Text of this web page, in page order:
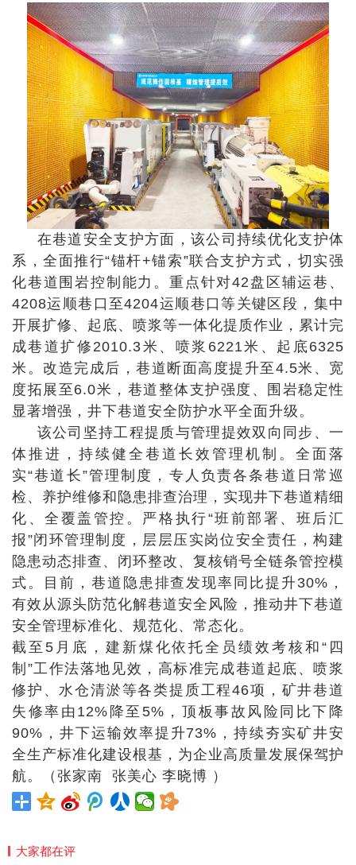
在巷道安全支护方面，该公司持续优化支护体
系，全面推行“锚杆+锚索”联合支护方式，切实强
化巷道围岩控制能力。重点针对42盘区辅运巷、
4208运顺巷口至4204运顺巷口等关键区段，集中
开展扩修、起底、喷浆等一体化提质作业，累计完
成巷道扩修2010.3米、喷浆6221米、起底6325
米。改造完成后，巷道断面高度提升至4.5米、宽
度拓展至6.0米，巷道整体支护强度、围岩稳定性
显著增强，井下巷道安全防护水平全面升级。
该公司坚持工程提质与管理提效双向同步、一
体推进，持续健全巷道长效管理机制。全面落
实“巷道长”管理制度，专人负责各条巷道日常巡
检、养护维修和隐患排查治理，实现井下巷道精细
化、全覆盖管控。严格执行“班前部署、班后汇
报”闭环管理制度，层层压实岗位安全责任，构建
隐患动态排查、闭环整改、复核销号全链条管控模
式。目前，巷道隐患排查发现率同比提升30%，
有效从源头防范化解巷道安全风险，推动井下巷道
安全管理标准化、规范化、常态化。
截至5月底，建新煤化依托全员绩效考核和“四
制”工作法落地见效，高标准完成巷道起底、喷浆
修护、水仓清淤等各类提质工程46项，矿井巷道
失修率由12%降至5%，顶板事故风险同比下降
90%，井下运输效率提升73%，持续夯实矿井安
全生产标准化建设根基，为企业高质量发展保驾护
航。（张家南 张美心 李晓博 ）
大家都在评